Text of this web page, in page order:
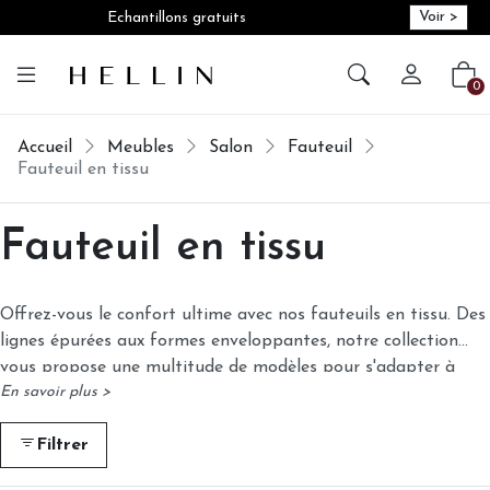
Echantillons gratuits Voir >
Créer 0
Accueil Meubles Salon
Fauteuil
Fauteuil en tissu
Fauteuil en tissu
Offrez-vous le confort ultime avec nos fauteuils en tissu. Des
lignes épurées aux formes enveloppantes, notre collection
vous propose une multitude de modèles pour s'adapter à
tous les styles. Choisissez parmi une large gamme de tissus,
des plus classiques aux plus originaux, pour créer un espace
de détente à votre image. Nos fauteuils sont fabriqués avec
des matériaux de qualité pour vous garantir un confort
En savoir plus >
Filtrer